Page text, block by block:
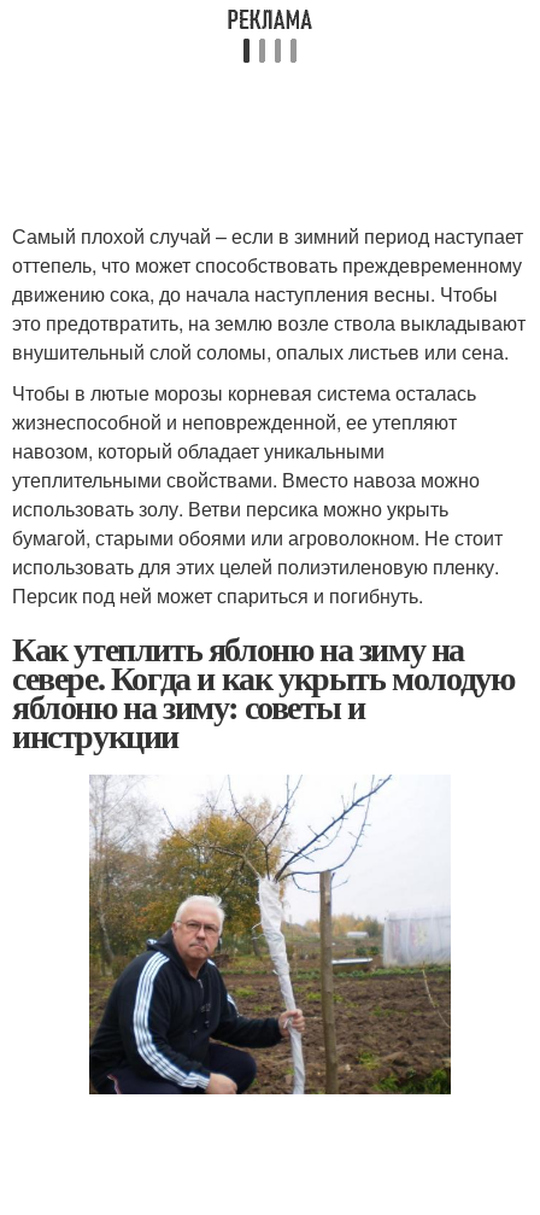
Самый плохой случай – если в зимний период наступает
оттепель, что может способствовать преждевременному
движению сока, до начала наступления весны. Чтобы
это предотвратить, на землю возле ствола выкладывают
внушительный слой соломы, опалых листьев или сена.
Чтобы в лютые морозы корневая система осталась
жизнеспособной и неповрежденной, ее утепляют
навозом, который обладает уникальными
утеплительными свойствами. Вместо навоза можно
использовать золу. Ветви персика можно укрыть
бумагой, старыми обоями или агроволокном. Не стоит
использовать для этих целей полиэтиленовую пленку.
Персик под ней может спариться и погибнуть.
Как утеплить яблоню на зиму на
севере. Когда и как укрыть молодую
яблоню на зиму: советы и
инструкции